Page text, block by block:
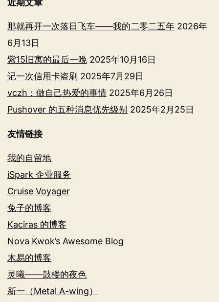
近期文章
那就再开一次落日飞车——我的二零二五年 2026年
6月13日
紫15旧寓的最后一晚 2025年10月16日
记一次信用卡盗刷 2025年7月29日
vczh：做自己热爱的事情 2025年6月26日
Pushover 的五种消息优先级别 2025年2月25日
友情链接
我的自留地
iSpark 企业服务
Cruise Voyager
兔子的博客
Kaciras 的博客
Nova Kwok’s Awesome Blog
木易的博客
灵曦——鼓楼的夜色
新一（Metal A-wing）